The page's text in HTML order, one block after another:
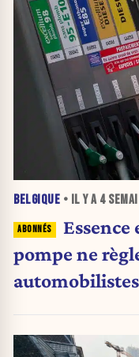
BELGIQUE • IL Y A 4
Essence
pompe ne